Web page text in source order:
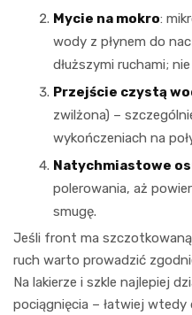
Mycie na mokro:
wody z płynem do
dłuższymi ruchami; nie
Przejście czystą
zwilżona) –
wykończeniach na
Natychmiastowe
polerowania, aż
smugę.
Jeśli front ma
ruch warto prowadzić
Na lakierze i szkle najlepiej
pociągnięcia – łatwiej